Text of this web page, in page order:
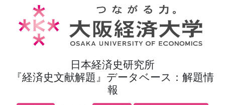
日本経済史研究所
『経済史文献解題』データベース：解題情
報